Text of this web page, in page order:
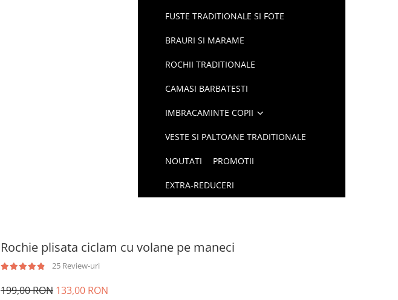
FUSTE TRADITIONALE SI FOTE
BRAURI SI MARAME
ROCHII TRADITIONALE
CAMASI BARBATESTI
IMBRACAMINTE COPII
VESTE SI PALTOANE TRADITIONALE
NOUTATI PROMOTII
EXTRA-REDUCERI
Rochie plisata ciclam cu volane pe maneci
25 Review-uri
199,00 RON 133,00 RON